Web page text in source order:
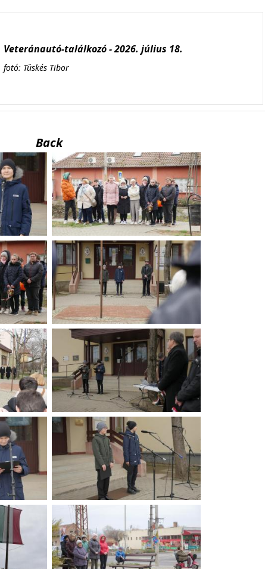
Veteránautó-találkozó - 2026. július 18.
fotó: Tüskés Tibor
Back